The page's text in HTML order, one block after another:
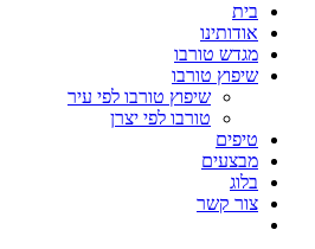
בית
אודותינו
מגדש טורבו
שיפוץ טורבו
שיפוץ טורבו לפי עיר
טורבו לפי יצרן
טיפים
מבצעים
בלוג
צור קשר